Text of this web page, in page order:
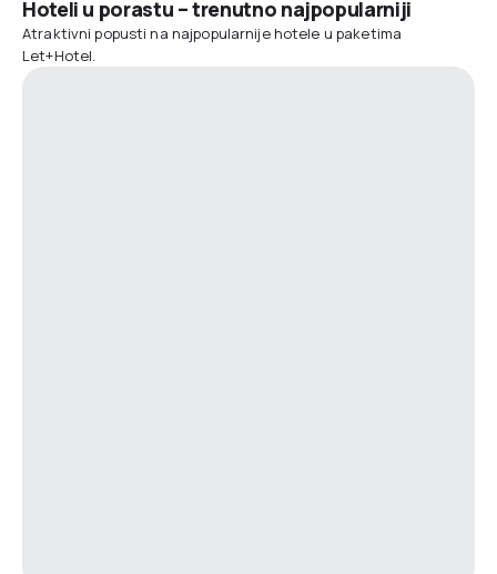
Hoteli u porastu – trenutno najpopularniji
Atraktivni popusti na najpopularnije hotele u paketima
Let+Hotel.